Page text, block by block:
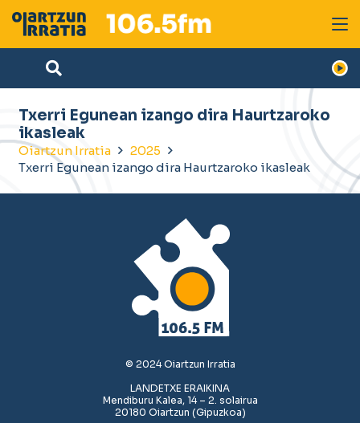
Txerri Egunean izango dira Haurtzaroko
ikasleak
Oiartzun Irratia
2025
Txerri Egunean izango dira Haurtzaroko ikasleak
© 2024 Oiartzun Irratia
LANDETXE ERAIKINA
Mendiburu Kalea, 14 – 2. solairua
20180 Oiartzun (Gipuzkoa)